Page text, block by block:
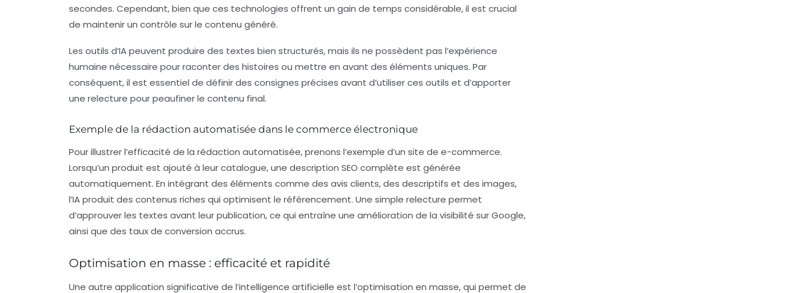
secondes. Cependant, bien que ces technologies offrent un gain de temps considérable, il est crucial
de maintenir un contrôle sur le contenu généré.
Les outils d’IA peuvent produire des textes bien structurés, mais ils ne possèdent pas l’expérience
humaine nécessaire pour raconter des histoires ou mettre en avant des éléments uniques. Par
conséquent, il est essentiel de définir des consignes précises avant d’utiliser ces outils et d’apporter
une relecture pour peaufiner le contenu final.
Exemple de la rédaction automatisée dans le commerce électronique
Pour illustrer l’efficacité de la rédaction automatisée, prenons l’exemple d’un site de e-commerce.
Lorsqu’un produit est ajouté à leur catalogue, une description SEO complète est générée
automatiquement. En intégrant des éléments comme des avis clients, des descriptifs et des images,
l’IA produit des contenus riches qui optimisent le référencement. Une simple relecture permet
d’approuver les textes avant leur publication, ce qui entraîne une amélioration de la visibilité surGoogle,
ainsi que des taux de conversion accrus.
Optimisation en masse : efficacité et rapidité
Une autre application significative de l’intelligence artificielle est l’optimisation en masse, qui permet de